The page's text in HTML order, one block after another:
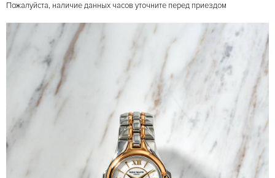
Пожалуйста, наличие данных часов уточните перед приездом